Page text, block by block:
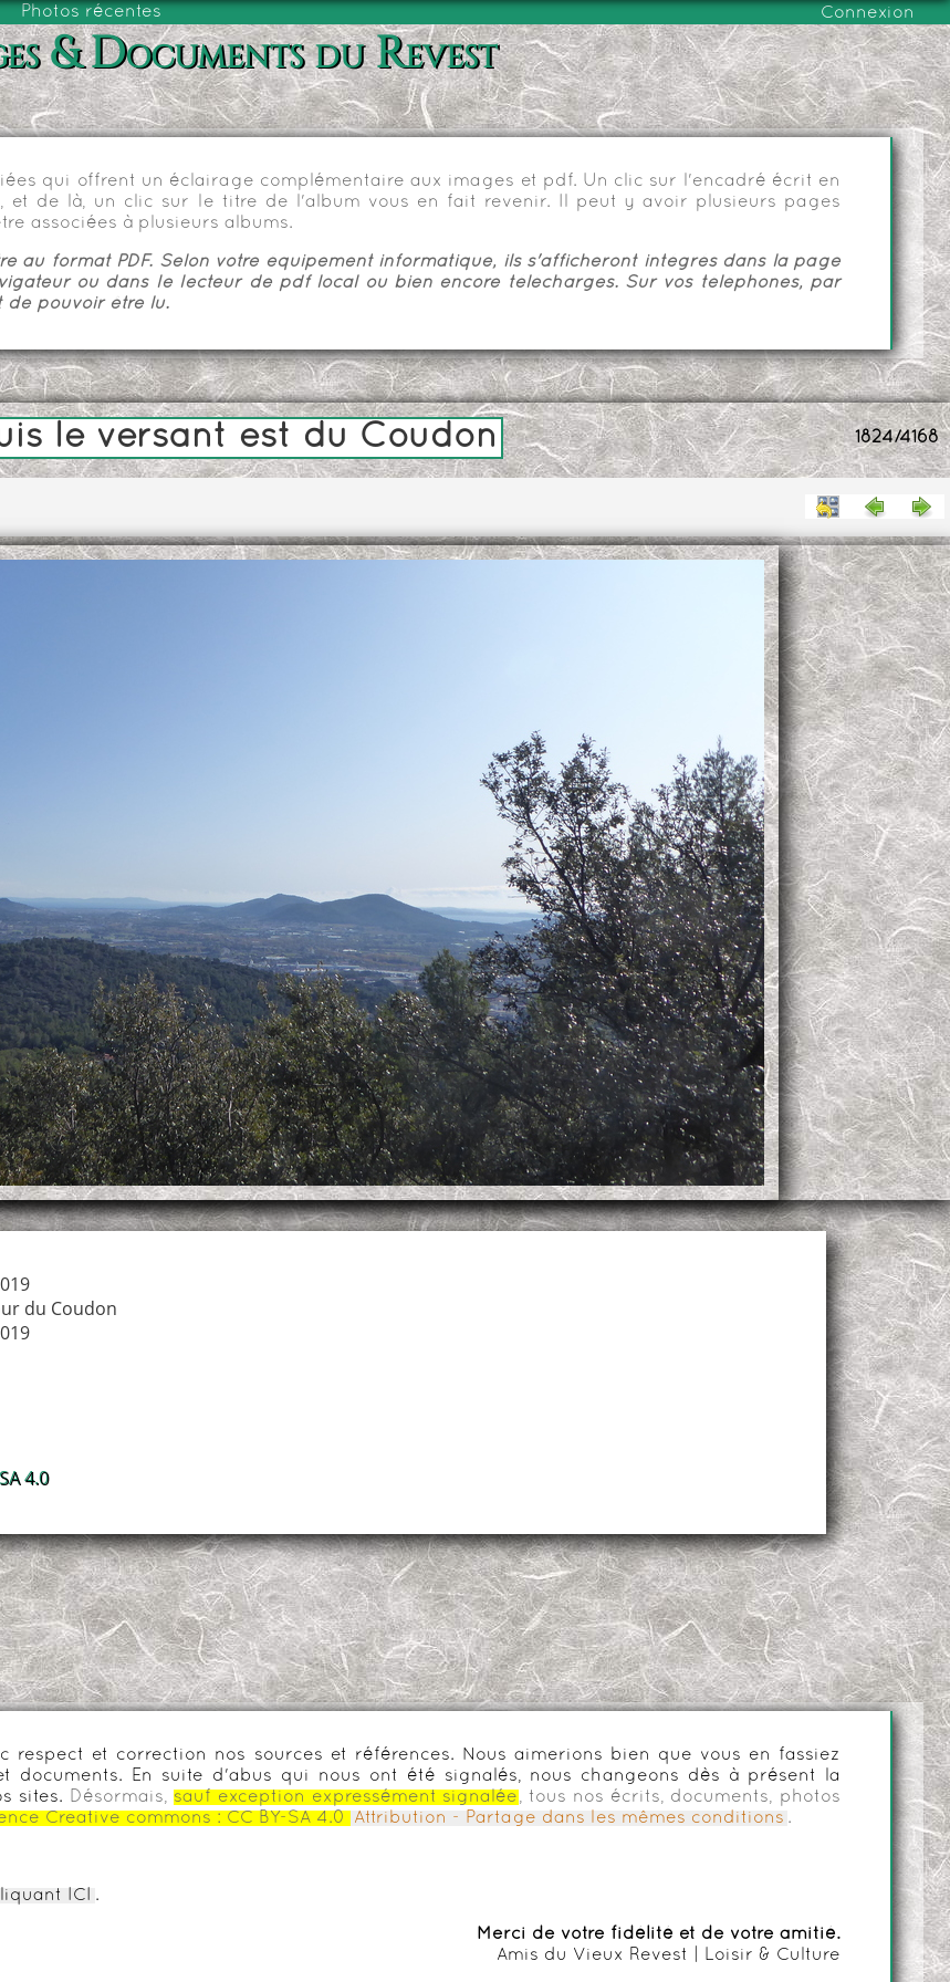
Photos récentes Connexion
& Documents du Revest
qui offrent un éclairage complémentaire aux images et pdf. Un clic sur l'encadré écrit en
et de là, un clic sur le titre de l'album vous en fait revenir. Il peut y avoir plusieurs pages
associées à plusieurs albums.
au format PDF. Selon votre équipement informatique, ils s'afficheront intégrés dans la page
ou dans le lecteur de pdf local ou bien encore téléchargés. Sur vos téléphones, par
de pouvoir être lu.
1824/4168
le versant est du Coudon
du Coudon
4.0
respect et correction nos sources et références. Nous aimerions bien que vous en fassiez
documents. En suite d'abus qui nous ont été signalés, nous changeons dès à présent la
sites.
Désormais, sauf exception expressément signalée , tous nos écrits, documents, photos
Creative commons : CC BY-SA 4.0 Attribution - Partage dans les mêmes conditions .
ICI .
Merci de votre fidélité et de votre amitié.
Amis du Vieux Revest | Loisir & Culture